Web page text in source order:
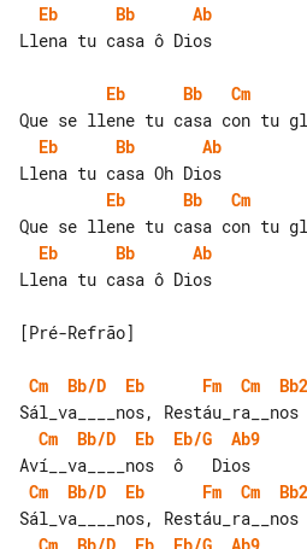
Eb
Bb
Ab
Llena tu casa ô Dios
Eb Bb Cm
Eb
Bb
Ab
Eb
Bb Cm
Eb
Bb
Ab
Llena tu casa ô Dios
[Pré-Refrão]
Cm Bb/D Eb Fm Cm
Bb2
Cm
Bb/D Eb Eb/G
Ab9
Cm
Bb/D Eb Fm Cm
Bb2